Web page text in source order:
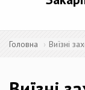
Головна Виїзні